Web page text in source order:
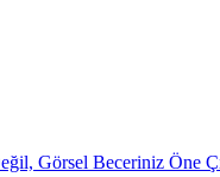
Görsel Beceriniz Öne